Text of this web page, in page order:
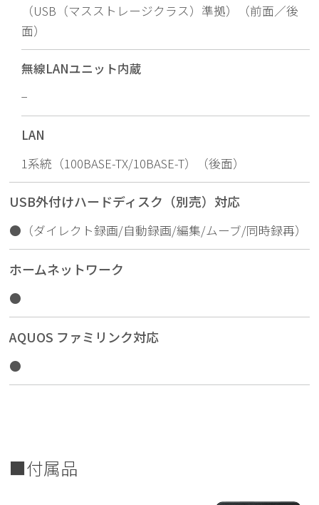
（USB（マスストレージクラス）準拠）（前面／後
面）
無線LANユニット内蔵
−
LAN
1系統（100BASE-TX/10BASE-T）（後面）
USB外付けハードディスク（別売）対応
●（ダイレクト録画/自動録画/編集/ムーブ/同時録再）
ホームネットワーク
●
AQUOS ファミリンク対応
●
■付属品